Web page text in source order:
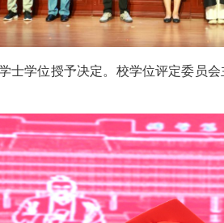
士学位授予决定。校学位评定委员